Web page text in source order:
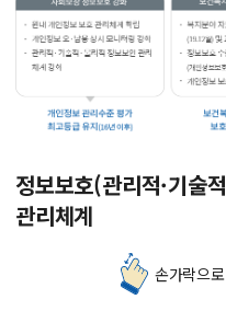
정보보호(관리적·기술
관리체계
손가락으